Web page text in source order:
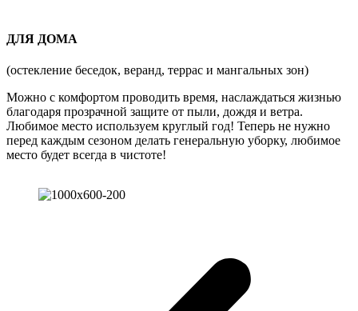
ДЛЯ ДОМА
(остекление беседок, веранд, террас и мангальных зон)
Можно с комфортом проводить время, наслаждаться жизнью
благодаря прозрачной защите от пыли, дождя и ветра.
Любимое место используем круглый год! Теперь не нужно
перед каждым сезоном делать генеральную уборку, любимое
место будет всегда в чистоте!